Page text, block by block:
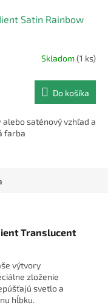
Satin Rainbow
Skladom(1 ks)
Do košíka
alebo saténový vzhľad a
farba
Translucent
výtvory
zloženie
svetlo a
hĺbku.